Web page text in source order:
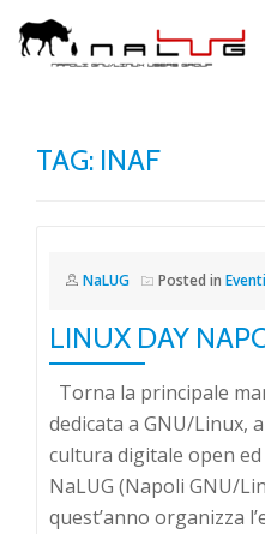
Skip
TAG: INAF
NaLUG Posted in Eventi
LINUX DAY
Torna la principale
dedicata a GNU/Linux,
cultura digitale open
NaLUG (Napoli GNU/
quest’anno organizza